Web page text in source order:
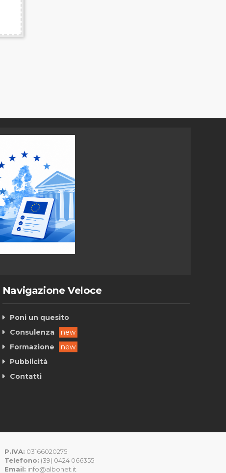
Navigazione Veloce
Poni un quesito
Consulenza
new
Formazione
new
Pubblicità
Contatti
P.IVA: 03166020275
Telefono: (39) 0424 066355
Email: info@albonet.it